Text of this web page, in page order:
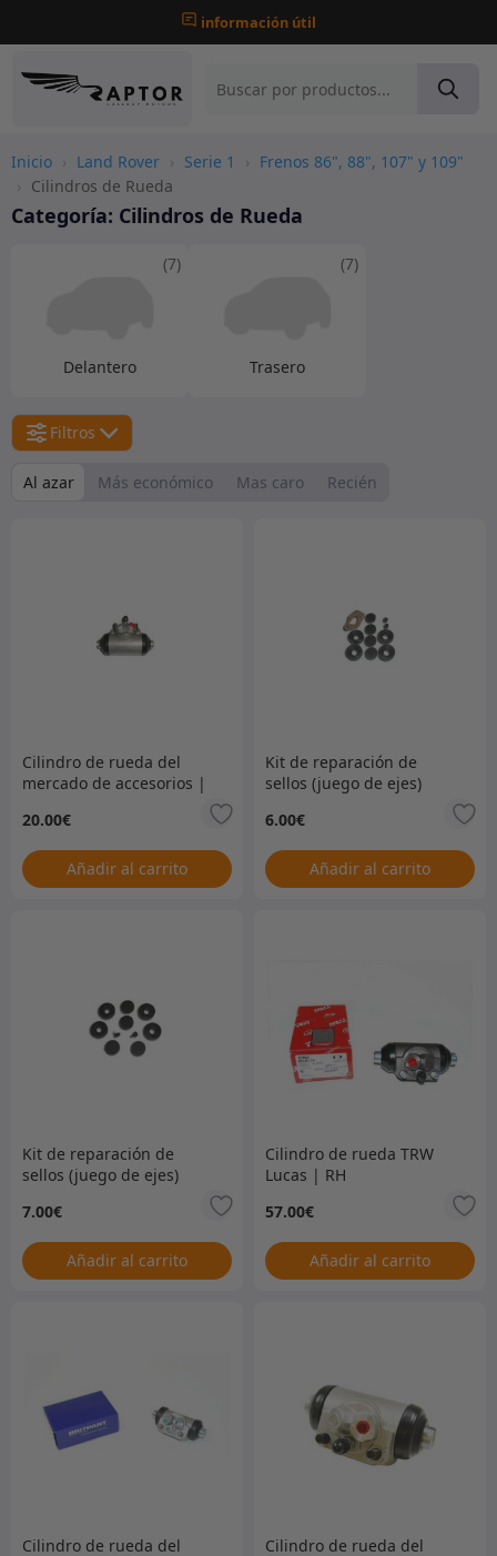
información útil
Inicio › Land Rover › Serie 1 › Frenos 86", 88", 107" y 109"
› Cilindros de Rueda
Categoría: Cilindros de Rueda
Delantero
(7)
Trasero
(7)
Filtros
Al azar Más económico Mas caro Recién
Cilindro de rueda del
mercado de accesorios |
20.00€
Añadir al carrito
Kit de reparación de
sellos (juego de ejes)
6.00€
Añadir al carrito
Kit de reparación de
sellos (juego de ejes)
7.00€
Añadir al carrito
Cilindro de rueda TRW
Lucas | RH
57.00€
Añadir al carrito
Cilindro de rueda del
Cilindro de rueda del